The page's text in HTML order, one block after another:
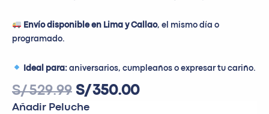
Envío disponible en Lima y Callao, el mismo día o
programado.
Ideal para:aniversarios, cumpleaños o expresar tu cariño.
S/529.99 S/350.00
Añadir Peluche